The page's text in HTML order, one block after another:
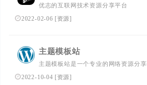
优志的互联网技术资源分享平台
2022-02-06 [资源]
主题模板站
主题模板站是一个专业的网络资源分
源码、网站源码、游戏源码、模板插
2022-10-04 [资源]